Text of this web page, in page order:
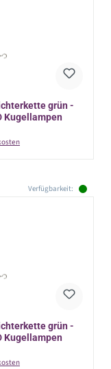
grün -
Kugellampen
Verfügbarkeit:
grün -
Kugellampen